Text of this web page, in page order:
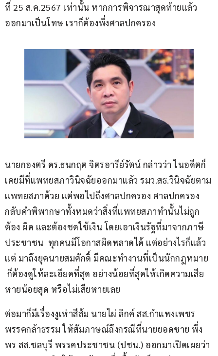
ที่ 25 ส.ค.2567 เท่านั้น หากการพิจารณาสุดท้ายแล้ว
ออกมาเป็นโทษ เราก็ต้องพึ่งศาลปกครอง
นายกองตรี ดร.ธนกฤต จิตรอารีย์รัตน์ กล่าวว่า ในอดีตก็
เคยมีที่แพทยสภาวินิจฉัยออกมาแล้ว รมว.สธ.วินิจฉัยตาม
แพทยสภาด้วย แต่พอไปถึงศาลปกครอง ศาลปกครอง
กลับคำพิพากษาทั้งหมดว่าสิ่งที่แพทยสภาทำนั้นไม่ถูก
ต้อง ผิด และต้องชดใช้เงิน โดยเอาเงินรัฐที่มาจากภาษี
ประชาชน  ทุกคนมีโอกาสผิดพลาดได้ แต่อย่างไรก็แล้ว
แต่ มาถึงยุคนายสมศักดิ์ มีคณะทำงานที่เป็นนักกฎหมาย
ก็ต้องดูให้ละเอียดที่สุด อย่างน้อยที่สุดให้เกิดความเสีย
หายน้อยสุด หรือไม่เสียหายเลย
ต่อมาก็มีเรื่องงูเห่าสีส้ม นายไผ่ ลิกค์ สส.กำแพงเพชร
พรรคกล้าธรรม ให้สัมภาษณ์ถึงกรณีที่นายยอดชาย พึ่ง
พร สส.ชลบุรี พรรคประชาชน (ปชน.) ออกมาเปิดเผยว่า